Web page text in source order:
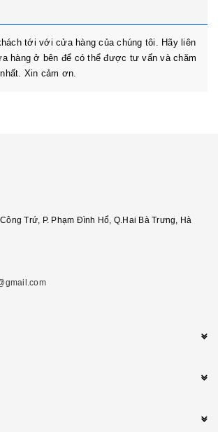
tới với cửa hàng của chúng tôi. Hãy liên
hàng ở bên để có thể được tư vấn và chăm
Xin cảm ơn.
Trứ, P. Phạm Đình Hổ, Q.Hai Bà Trưng, Hà